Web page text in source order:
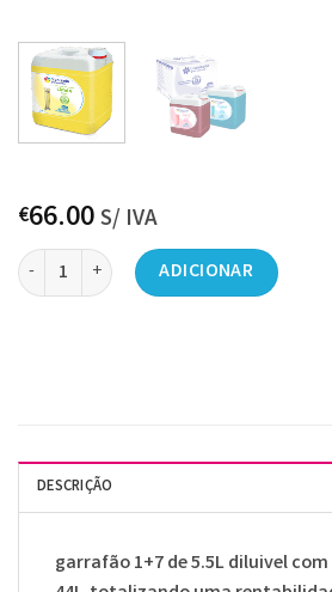
€66.00S/ IVA
Quantidade de Garrafão 5.5L
ADICIONAR
DESCRIÇÃO
garrafão 1+7 de 5.5L diluivel